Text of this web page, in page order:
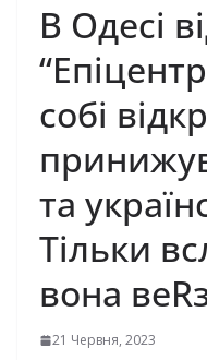
В Одесі
собі
та
Тільки
вона
21 Червня, 2023